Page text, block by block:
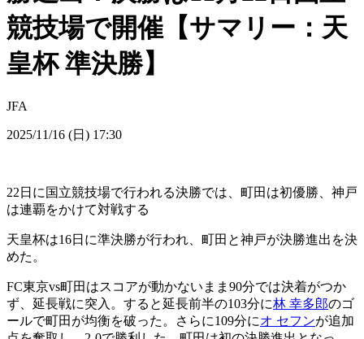
競技場で開催【サマリー：天
皇杯 準決勝】
JFA
2025/11/16 (日) 17:30
22日に国立競技場で行われる決勝では、町田は初優勝、神戸
は連覇をかけて対戦する
天皇杯は16日に準決勝が行われ、町田と神戸が決勝進出を決
めた。
FC東京vs町田はスコアが動かないまま90分では決着がつか
ず、延長戦に突入。すると延長前半の103分に林 幸多郎のゴ
ールで町田が均衡を破った。さらに109分にオ セフンが追加